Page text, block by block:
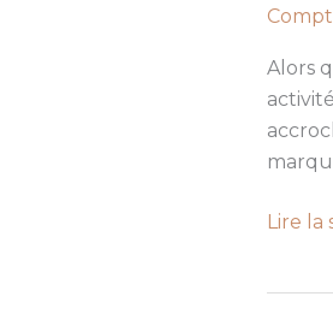
Alors
musée
Jay,
à
la
de
Lire la